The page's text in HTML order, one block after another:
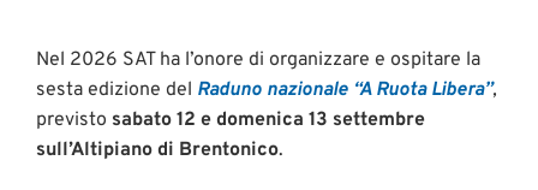
Nel 2026 SAT ha l’onore di organizzare e ospitare la
sesta edizione del Raduno nazionale “A Ruota Libera”,
previsto sabato 12 e domenica 13 settembre
sull’Altipiano di Brentonico.